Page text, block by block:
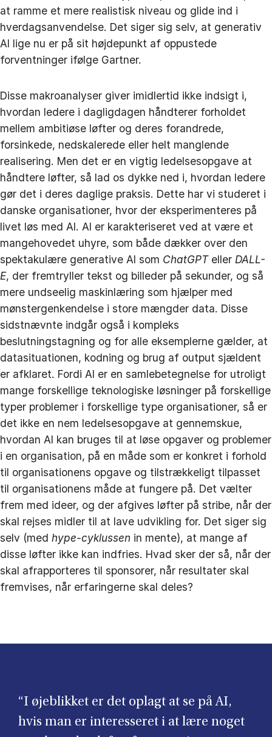
at ramme et mere realistisk niveau og glide ind i
hverdagsanvendelse. Det siger sig selv, at generativ
AI lige nu er på sit højdepunkt af oppustede
forventninger ifølge Gartner.
Disse makroanalyser giver imidlertid ikke indsigt i,
hvordan ledere i dagligdagen håndterer forholdet
mellem ambitiøse løfter og deres forandrede,
forsinkede, nedskalerede eller helt manglende
realisering. Men det er en vigtig ledelsesopgave at
håndtere løfter, så lad os dykke ned i, hvordan ledere
gør det i deres daglige praksis. Dette har vi studeret i
danske organisationer, hvor der eksperimenteres på
livet løs med AI. AI er karakteriseret ved at være et
mangehovedet uhyre, som både dækker over den
spektakulære generative AI som ChatGPT eller DALL-
E, der fremtryller tekst og billeder på sekunder, og så
mere undseelig maskinlæring som hjælper med
mønstergenkendelse i store mængder data. Disse
sidstnævnte indgår også i kompleks
beslutningstagning og for alle eksemplerne gælder, at
datasituationen, kodning og brug af output sjældent
er afklaret. Fordi AI er en samlebetegnelse for utroligt
mange forskellige teknologiske løsninger på forskellige
typer problemer i forskellige type organisationer, så er
det ikke en nem ledelsesopgave at gennemskue,
hvordan AI kan bruges til at løse opgaver og problemer
i en organisation, på en måde som er konkret i forhold
til organisationens opgave og tilstrækkeligt tilpasset
til organisationens måde at fungere på. Det vælter
frem med ideer, og der afgives løfter på stribe, når der
skal rejses midler til at lave udvikling for. Det siger sig
selv (med hype-cyklussen in mente), at mange af
disse løfter ikke kan indfries. Hvad sker der så, når der
skal afrapporteres til sponsorer, når resultater skal
fremvises, når erfaringerne skal deles?
“I øjeblikket er det oplagt at se på AI,
hvis man er interesseret i at lære noget